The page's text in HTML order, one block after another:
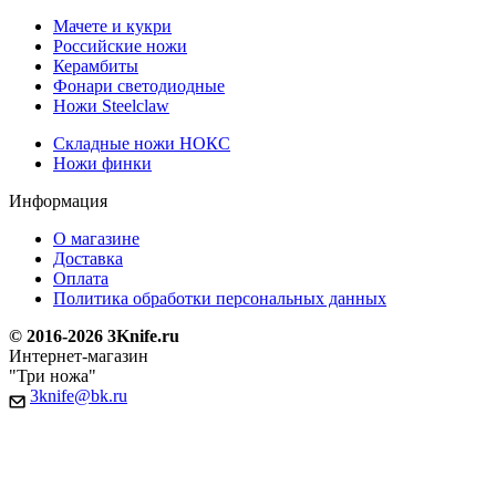
Мачете и кукри
Российские ножи
Керамбиты
Фонари светодиодные
Ножи Steelclaw
Складные ножи НОКС
Ножи финки
Информация
О магазине
Доставка
Оплата
Политика обработки персональных данных
© 2016-2026 3Knife.ru
Интернет-магазин
"Три ножа"
3knife@bk.ru